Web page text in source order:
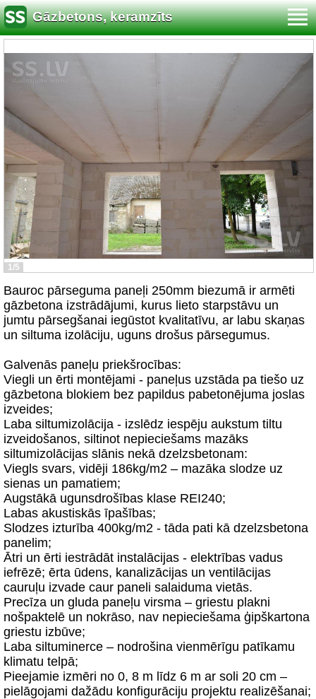
Gāzbetons, keramzīts
1/5
Bauroc pārseguma paneļi 250mm biezumā ir armēti
gāzbetona izstrādājumi, kurus lieto starpstāvu un
jumtu pārsegšanai iegūstot kvalitatīvu, ar labu skaņas
un siltuma izolāciju, uguns drošus pārsegumus.
Galvenās paneļu priekšrocības:
Viegli un ērti montējami - paneļus uzstāda pa tiešo uz
gāzbetona blokiem bez papildus pabetonējuma joslas
izveides;
Laba siltumizolācija - izslēdz iespēju aukstum tiltu
izveidošanos, siltinot nepieciešams mazāks
siltumizolācijas slānis nekā dzelzsbetonam:
Viegls svars, vidēji 186kg/m2 – mazāka slodze uz
sienas un pamatiem;
Augstākā ugunsdrošības klase REI240;
Labas akustiskās īpašības;
Slodzes izturība 400kg/m2 - tāda pati kā dzelzsbetona
panelim;
Ātri un ērti iestrādāt instalācijas - elektrības vadus
iefrēzē; ērta ūdens, kanalizācijas un ventilācijas
cauruļu izvade caur paneli salaiduma vietās.
Precīza un gluda paneļu virsma – griestu plakni
nošpaktelē un nokrāso, nav nepieciešama ģipškartona
griestu izbūve;
Laba siltuminerce – nodrošina vienmērīgu patīkamu
klimatu telpā;
Pieejamie izmēri no 0, 8 m līdz 6 m ar soli 20 cm –
pielāgojami dažādu konfigurāciju projektu realizēšanai;